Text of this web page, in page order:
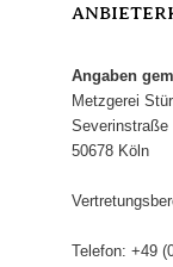
Angaben
Metzgerei
Severinstraße
50678 Köln
Telefon: +49